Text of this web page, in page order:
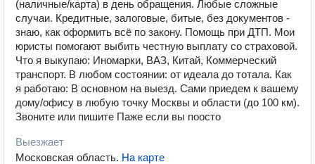
(наличные/карта) в день обращения. Любые сложные
случаи. Кредитные, залоговые, битые, без документов -
знаю, как оформить всё по закону. Помощь при ДТП. Мои
юристы помогают выбить честную выплату со страховой.
Что я выкупаю: Иномарки, ВАЗ, Китай, Коммерческий
транспорт. В любом состоянии: от идеала до тотала. Как
я работаю: В основном на выезд. Сами приедем к вашему
дому/офису в любую точку Москвы и области (до 100 км).
Звоните или пишите Паже если вы поосто
Выезжает
Московская область. На карте